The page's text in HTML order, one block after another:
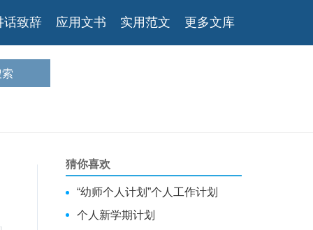
话致辞 应用文书 实用范文 更多文库
猜你喜欢
“幼师个人计划”个人工作计划
个人新学期计划